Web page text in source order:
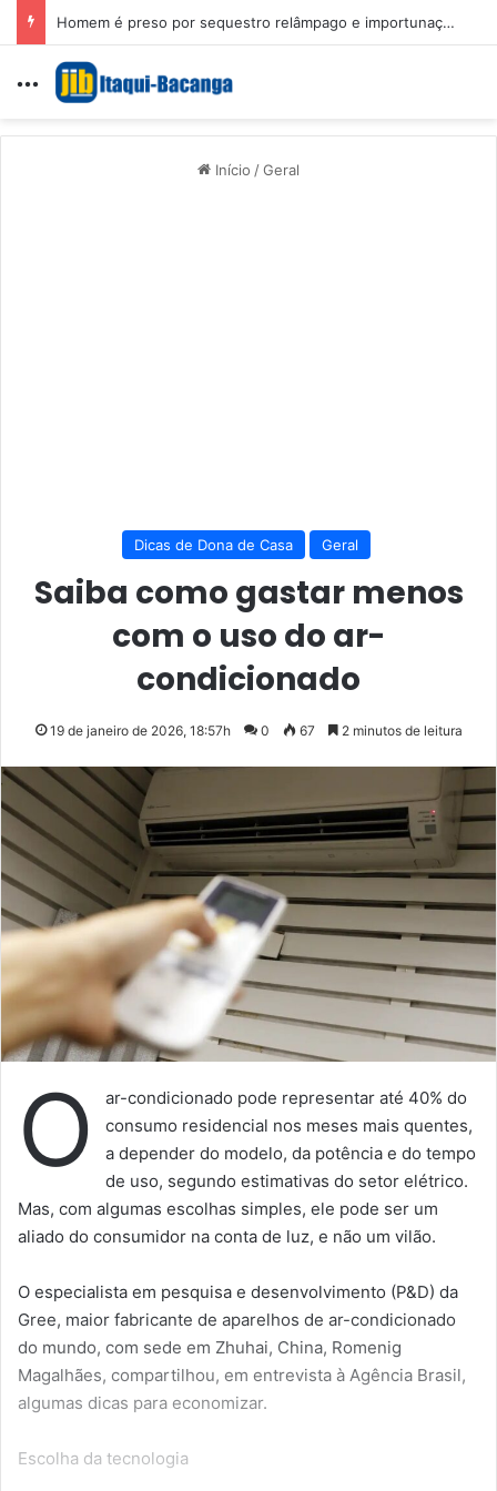
Homem é preso por sequestro relâmpago e importunação sexual em São Luís
Menu
Início /Geral
Dicas de Dona de Casa Geral
Saiba como gastar menos
com o uso do ar-
condicionado
19 de janeiro de 2026, 18:57h 0 67 2 minutos de leitura
O
ar-condicionado pode representar até 40% do
consumo residencial nos meses mais quentes,
a depender do modelo, da potência e do tempo
de uso, segundo estimativas do setor elétrico.
Mas, com algumas escolhas simples, ele pode ser um
aliado do consumidor na conta de luz, e não um vilão.
O especialista em pesquisa e desenvolvimento (P&D) da
Gree, maior fabricante de aparelhos de ar-condicionado
do mundo, com sede em Zhuhai, China, Romenig
Magalhães, compartilhou, em entrevista à Agência Brasil,
algumas dicas para economizar.
Escolha da tecnologia